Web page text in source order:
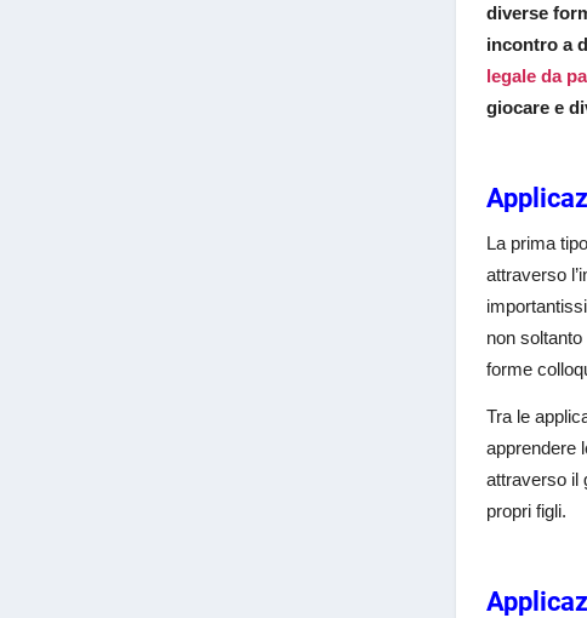
diverse
incontro a
legale da
giocare e
La prima
attraverso
non
forme
Tra le
apprendere
attraverso il
propri figli.